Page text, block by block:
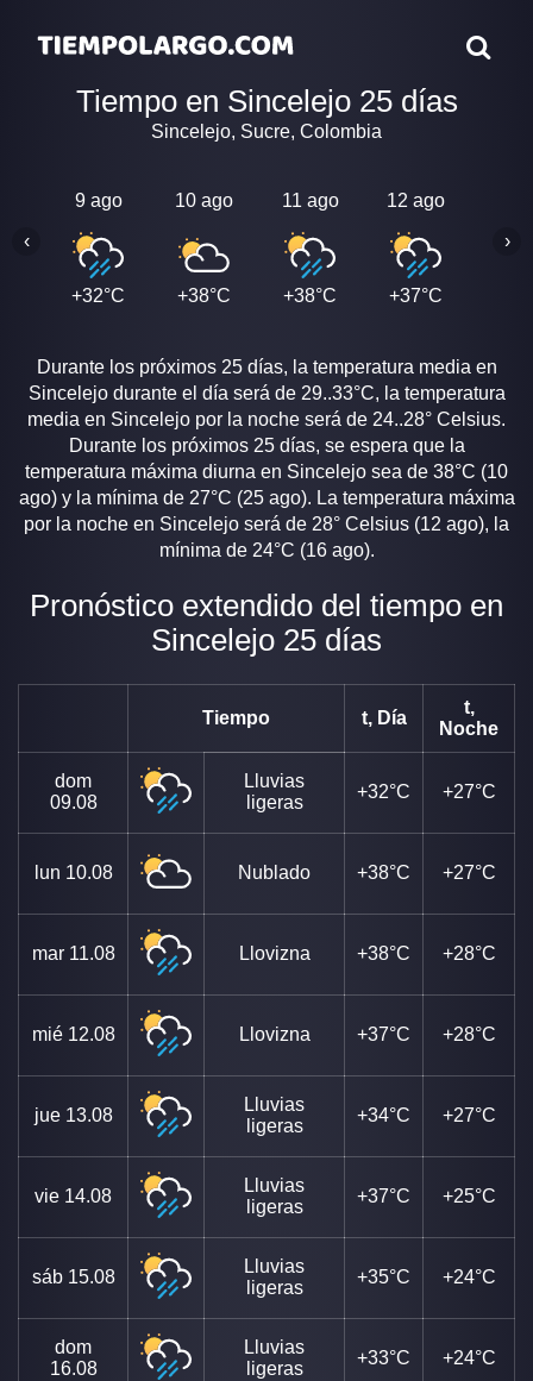
Tiempo en Sincelejo 25 días
Sincelejo, Sucre, Colombia
9 ago
+32°C
10 ago
+38°C
11 ago
+38°C
12 ago
+37°C
‹ ›
Durante los próximos 25 días, la temperatura media en
Sincelejo durante el día será de 29..33°C, la temperatura
media en Sincelejo por la noche será de 24..28° Celsius.
Durante los próximos 25 días, se espera que la
temperatura máxima diurna en Sincelejo sea de 38°C (10
ago) y la mínima de 27°C (25 ago). La temperatura máxima
por la noche en Sincelejo será de 28° Celsius (12 ago), la
mínima de 24°C (16 ago).
Pronóstico extendido del tiempo en
Sincelejo 25 días
Tiempo t, Día
t,
Noche
dom
09.08
Lluvias
ligeras
+32°C +27°C
lun 10.08 Nublado +38°C +27°C
mar 11.08 Llovizna +38°C +28°C
mié 12.08 Llovizna +37°C +28°C
jue 13.08
Lluvias
ligeras
+34°C +27°C
vie 14.08
Lluvias
ligeras
+37°C +25°C
sáb 15.08
Lluvias
ligeras
+35°C +24°C
dom
16.08
Lluvias
ligeras
+33°C +24°C